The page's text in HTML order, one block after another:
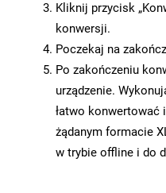
Kliknij przycisk
konwersji.
Poczekaj na
Po zakończeniu
urządzenie.
łatwo konwertować
żądanym formacie
w trybie offline i do